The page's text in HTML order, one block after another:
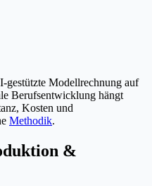
gestützte Modellrechnung auf
Berufsentwicklung hängt
Kosten und
Methodik.
&